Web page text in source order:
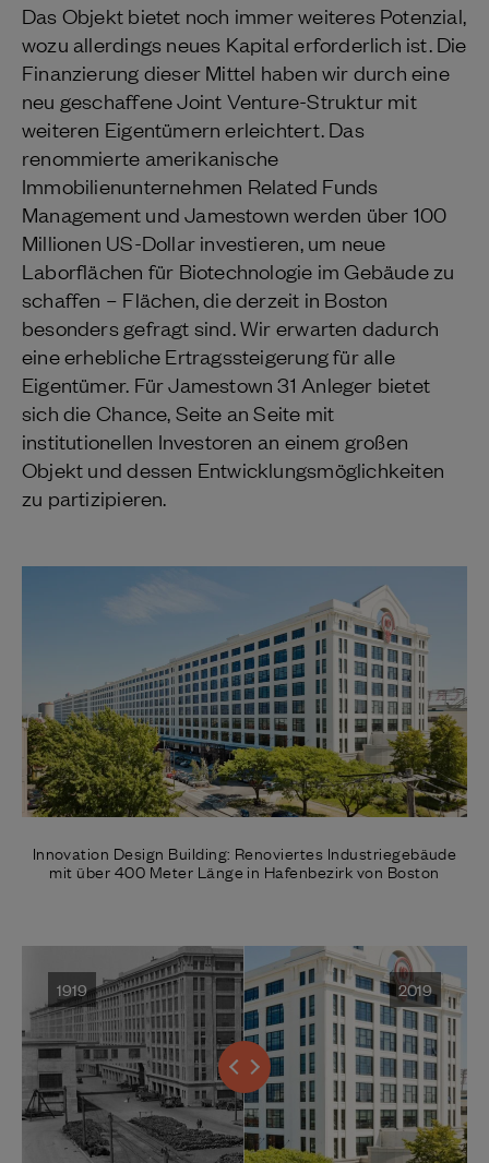
Das Objekt bietet noch immer weiteres Potenzial,
wozu allerdings neues Kapital erforderlich ist. Die
Finanzierung dieser Mittel haben wir durch eine
neu geschaffene Joint Venture-Struktur mit
weiteren Eigentümern erleichtert. Das
renommierte amerikanische
Immobilienunternehmen Related Funds
Management und Jamestown werden über 100
Millionen US-Dollar investieren, um neue
Laborflächen für Biotechnologie im Gebäude zu
schaffen – Flächen, die derzeit in Boston
besonders gefragt sind. Wir erwarten dadurch
eine erhebliche Ertragssteigerung für alle
Eigentümer. Für Jamestown 31 Anleger bietet
sich die Chance, Seite an Seite mit
institutionellen Investoren an einem großen
Objekt und dessen Entwicklungsmöglichkeiten
zu partizipieren.
Innovation Design Building: Renoviertes Industriegebäude
mit über 400 Meter Länge in Hafenbezirk von Boston